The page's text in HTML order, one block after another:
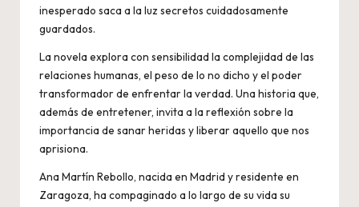
inesperado saca a la luz secretos cuidadosamente
guardados.
La novela explora con sensibilidad la complejidad de las
relaciones humanas, el peso de lo no dicho y el poder
transformador de enfrentar la verdad. Una historia que,
además de entretener, invita a la reflexión sobre la
importancia de sanar heridas y liberar aquello que nos
aprisiona.
Ana Martín Rebollo, nacida en Madrid y residente en
Zaragoza, ha compaginado a lo largo de su vida su